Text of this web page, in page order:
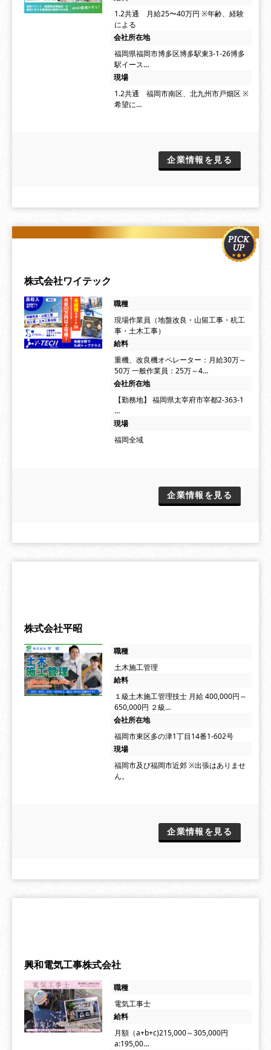
1.2共通 月給25〜40万円 ※年齢、経験
による
会社所在地
福岡県福岡市博多区博多駅東3-1-26博多
駅イース…
現場
1.2共通 福岡市南区、北九州市戸畑区 ※
希望に…
企業情報を見る
株式会社ワイテック
職種
現場作業員（地盤改良・山留工事・杭工
事・土木工事）
給料
重機、改良機オペレーター：月給30万～
50万 一般作業員：25万～4…
会社所在地
【勤務地】 福岡県太宰府市宰都2-363-1
…
現場
福岡全域
企業情報を見る
株式会社平昭
職種
土木施工管理
給料
１級土木施工管理技士 月給 400,000円～
650,000円 ２級…
会社所在地
福岡市東区多の津1丁目14番1-602号
現場
福岡市及び福岡市近郊 ※出張はありませ
ん。
企業情報を見る
興和電気工事株式会社
職種
電気工事士
給料
月額（a+b+c)215,000～305,000円
a:195,00…